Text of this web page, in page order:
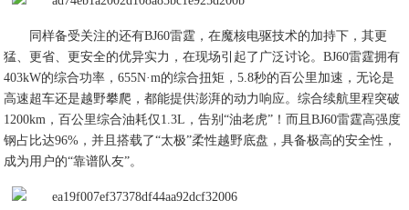
同样备受关注的还有BJ60雷霆，在魔核电驱技术的加持下，其更
猛、更省、更安全的优异实力，在现场引起了广泛讨论。BJ60雷霆拥有
403kW的综合功率，655N·m的综合扭矩，5.8秒的百公里加速，无论是
高速超车还是越野攀爬，都能提供澎湃的动力响应。综合续航里程突破
1200km，百公里综合油耗仅1.3L，告别“油老虎”！而且BJ60雷霆高强度
钢占比达96%，并且搭载了“太极”柔性越野底盘，具备极高的安全性，
成为用户的“靠谱队友”。